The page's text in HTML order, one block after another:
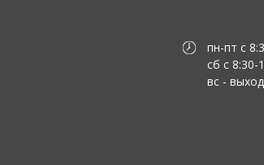
пн-пт с
сб с 8:30-
вс -